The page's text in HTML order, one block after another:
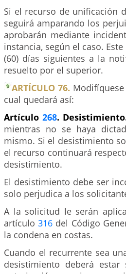
Si el recurso de unificación
seguirá amparando los
aprobarán mediante
instancia, según el caso.
(60) días siguientes a la
resuelto por el superior.
ARTÍCULO 76.
cual quedará así:
Artículo 268.
mientras no se haya
mismo. Si el desistimiento
el recurso continuará
desistimiento.
El desistimiento debe ser
solo perjudica a los
A la solicitud le serán
artículo316 del Código
la condena en costas.
Cuando el recurrente sea
desistimiento deberá